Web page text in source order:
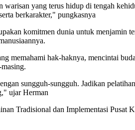
yang terus hidup di tengah
berkarakter," pungkasnya
komitmen dunia untuk menjamin
memahami hak-haknya, mencintai
sungguh-sungguh. Jadikan
ujar Herman
Tradisional dan Implementasi